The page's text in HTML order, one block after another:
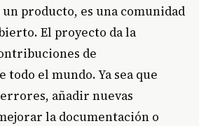
producto, es una comunidad
El proyecto da la
de
todo el mundo. Ya sea que
añadir nuevas
la documentación o